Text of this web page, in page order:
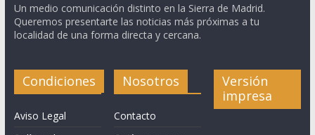
Un medio comunicación distinto en la Sierra de Madrid.
Queremos presentarte las noticias más próximas a tu
localidad de una forma directa y cercana.
Condiciones
Aviso Legal
Nosotros
Contacto
Versión
impresa